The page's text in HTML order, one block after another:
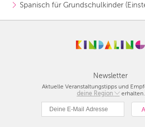
Spanisch für Grundschulkinder
Newsletter
Aktuelle Veranstaltungstipps und
deine Region
Berlin
München
Hamburg
erhalten.